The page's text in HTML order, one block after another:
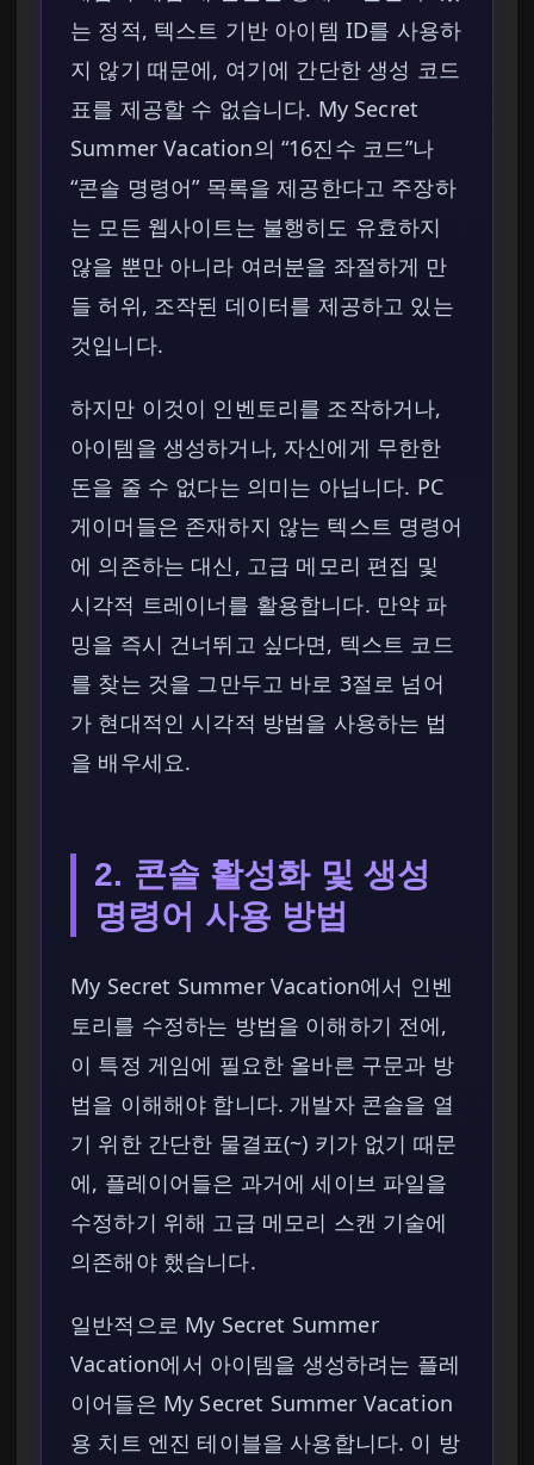
는 정적, 텍스트 기반 아이템 ID를 사용하
지 않기 때문에, 여기에 간단한 생성 코드
표를 제공할 수 없습니다. My Secret
Summer Vacation의 “16진수 코드”나
“콘솔 명령어” 목록을 제공한다고 주장하
는 모든 웹사이트는 불행히도 유효하지
않을 뿐만 아니라 여러분을 좌절하게 만
들 허위, 조작된 데이터를 제공하고 있는
것입니다.
하지만 이것이 인벤토리를 조작하거나,
아이템을 생성하거나, 자신에게 무한한
돈을 줄 수 없다는 의미는 아닙니다. PC
게이머들은 존재하지 않는 텍스트 명령어
에 의존하는 대신, 고급 메모리 편집 및
시각적 트레이너를 활용합니다. 만약 파
밍을 즉시 건너뛰고 싶다면, 텍스트 코드
를 찾는 것을 그만두고 바로 3절로 넘어
가 현대적인 시각적 방법을 사용하는 법
을 배우세요.
2. 콘솔 활성화 및 생성
명령어 사용 방법
My Secret Summer Vacation에서 인벤
토리를 수정하는 방법을 이해하기 전에,
이 특정 게임에 필요한 올바른 구문과 방
법을 이해해야 합니다. 개발자 콘솔을 열
기 위한 간단한 물결표(~) 키가 없기 때문
에, 플레이어들은 과거에 세이브 파일을
수정하기 위해 고급 메모리 스캔 기술에
의존해야 했습니다.
일반적으로 My Secret Summer
Vacation에서 아이템을 생성하려는 플레
이어들은 My Secret Summer Vacation
용 치트 엔진 테이블을 사용합니다. 이 방